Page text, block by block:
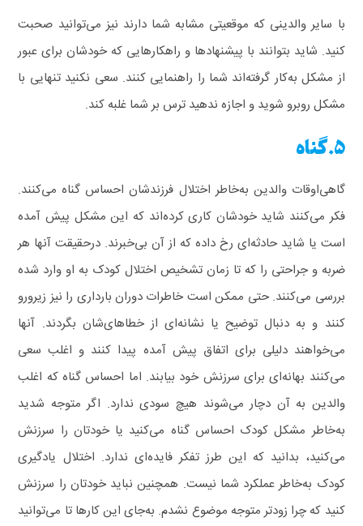
با سایر والدینی که موقعیتی مشابه شما دارند نیز می‌توانید صحبت
کنید. شاید بتوانند با پیشنهادها و راهکارهایی که خودشان برای عبور
از مشکل به‌کار گرفته‌اند شما را راهنمایی کنند. سعی نکنید تنهایی با
مشکل روبرو شوید و اجازه ندهید ترس بر شما غلبه کند.
5.گناه
گاهی‌اوقات والدین به‌خاطر اختلال فرزندشان احساس گناه می‌کنند.
فکر می‌کنند شاید خودشان کاری کرده‌اند که این مشکل پیش آمده
است یا شاید حادثه‌ای رخ داده که از آن بی‌خبرند. درحقیقت آنها هر
ضربه و جراحتی را که تا زمان تشخیص اختلال کودک به او وارد شده
بررسی می‌کنند. حتی ممکن است خاطرات دوران بارداری را نیز زیرورو
کنند و به دنبال توضیح یا نشانه‌ای از خطاهای‌شان بگردند. آنها
می‌خواهند دلیلی برای اتفاق پیش آمده پیدا کنند و اغلب سعی
می‌کنند بهانه‌ای برای سرزنش خود بیابند. اما احساس گناه که اغلب
والدین به آن دچار می‌شوند هیچ سودی ندارد. اگر متوجه شدید
به‌خاطر مشکل کودک‌ احساس گناه می‌کنید یا خودتان را سرزنش
می‌کنید، بدانید که این طرز تفکر فایده‌ای ندارد. اختلال یادگیری
کودک به‌خاطر عملکرد شما نیست. همچنین نباید خودتان را سرزنش
کنید که چرا زودتر متوجه موضوع نشدم. به‌جای این کارها تا می‌توانید